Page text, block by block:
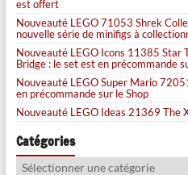
est offert
Nouveauté LEGO 71053 Shrek
nouvelle série de minifigs à
Nouveauté LEGO Icons 11385 Star
Bridge : le set est en précommande
Nouveauté LEGO Super Mario
en précommande sur le Shop
Nouveauté LEGO Ideas 21369 The
Catégories
Catégories